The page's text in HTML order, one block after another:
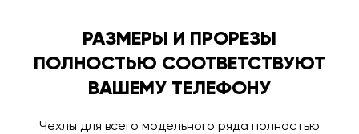
РАЗМЕРЫ И ПРОРЕЗЫ
ПОЛНОСТЬЮ СООТВЕТСТВУЮТ
ВАШЕМУ ТЕЛЕФОНУ
Чехлы для всего модельного ряда полностью